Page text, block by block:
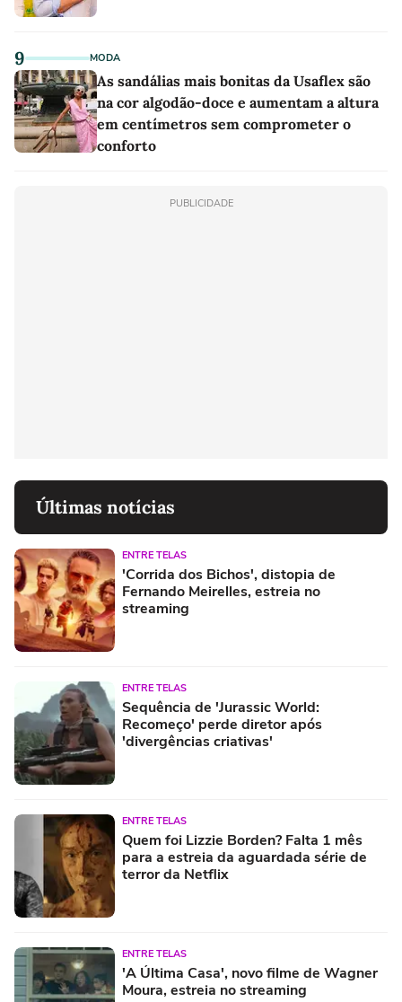
9 MODA
As sandálias mais bonitas da Usaflex são
na cor algodão-doce e aumentam a altura
em centímetros sem comprometer o
conforto
PUBLICIDADE
Últimas notícias
ENTRE TELAS
'Corrida dos Bichos', distopia de
Fernando Meirelles, estreia no
streaming
ENTRE TELAS
Sequência de 'Jurassic World:
Recomeço' perde diretor após
'divergências criativas'
ENTRE TELAS
Quem foi Lizzie Borden? Falta 1 mês
para a estreia da aguardada série de
terror da Netflix
ENTRE TELAS
'A Última Casa', novo filme de Wagner
Moura, estreia no streaming